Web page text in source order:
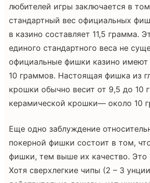
любителей игры заключается в
стандартный вес официальных
в казино составляет 11,5 грамма.
единого стандартного веса не
официальные фишки казино имеют
10 граммов. Настоящая фишка из
крошки обычно весит от 9,5 до 10
керамической крошки— около 10
Еще одно заблуждение
покерной фишки состоит в том,
фишки, тем выше их качество. Это
Хотя сверхлегкие чипы (2 – 3